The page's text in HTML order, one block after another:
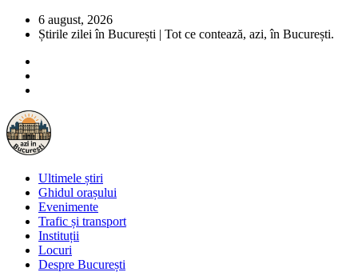
6 august, 2026
Știrile zilei în București | Tot ce contează, azi, în București.
Ultimele știri
Ghidul orașului
Evenimente
Trafic și transport
Instituții
Locuri
Despre București